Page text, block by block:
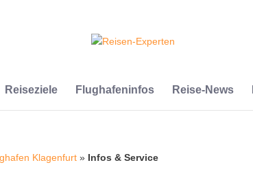
Reiseziele Flughafeninfos Reise-News
Klagenfurt » Infos & Service